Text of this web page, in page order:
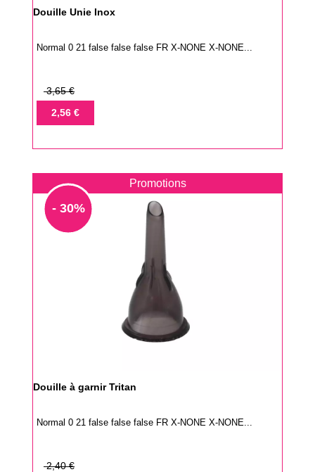
Douille Unie Inox
Normal 0 21 false false false FR X-NONE X-NONE...
Prix
base
3,65 €
Prix2,56 €
Promotions
- 30%
Douille à garnir Tritan
Normal 0 21 false false false FR X-NONE X-NONE...
Prix
2,40 €